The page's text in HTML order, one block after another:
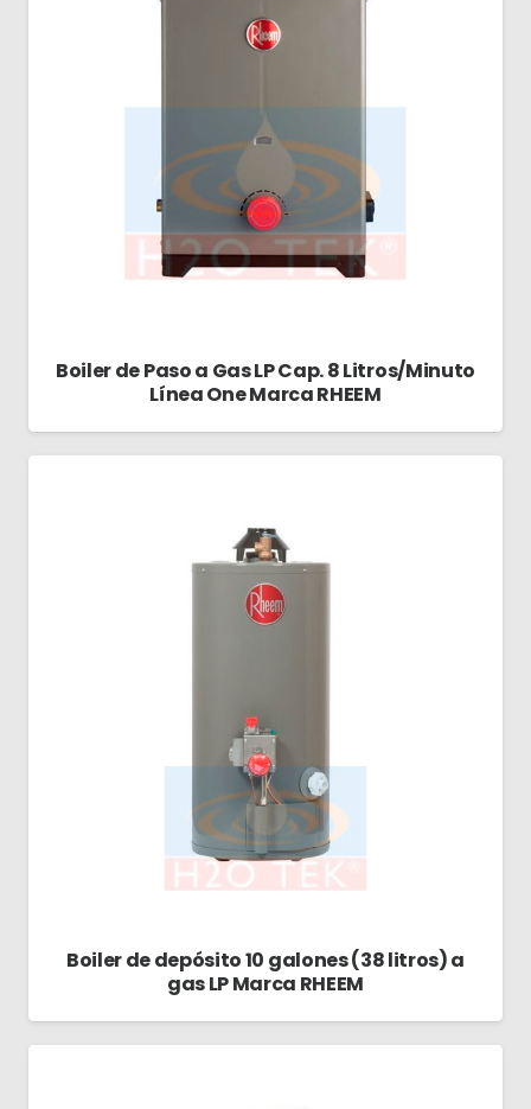
Boiler de Paso a Gas LP Cap. 8 Litros/Minuto
Línea One Marca RHEEM
Boiler de depósito 10 galones (38 litros) a
gas LP Marca RHEEM